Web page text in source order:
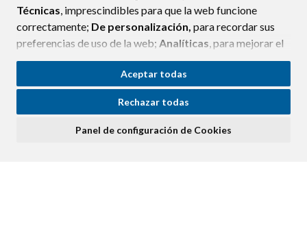
Técnicas, imprescindibles para que la web funcione
correctamente; De personalización, para recordar sus
preferencias de uso de la web; Analíticas, para mejorar el
funcionamiento de la web y sus servicios.
Si acepta pulsando el botón“Aceptar todas”
consideramos que acepta su uso. Si pulsa el botón
ninguna acción, se guardarán las cookies técnicas
Aceptar todas
Rechazar todas
Panel de configuración de Cookies